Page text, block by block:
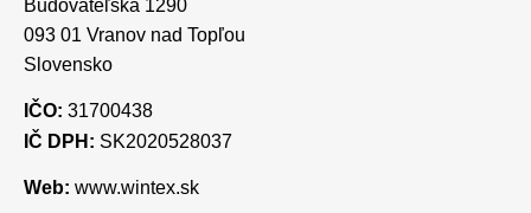
Budovateľská 1290
093 01 Vranov nad Topľou
Slovensko
IČO: 31700438
IČ DPH: SK2020528037
Web: www.wintex.sk